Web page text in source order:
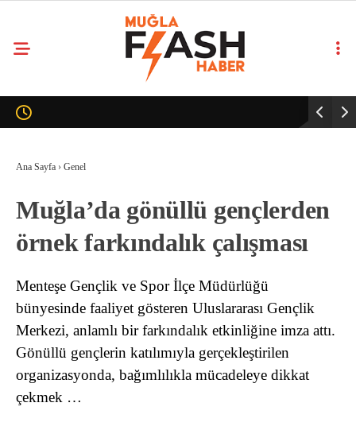
Ana Sayfa › Genel
Muğla’da gönüllü gençlerden
örnek farkındalık çalışması
Menteşe Gençlik ve Spor İlçe Müdürlüğü
bünyesinde faaliyet gösteren Uluslararası Gençlik
Merkezi, anlamlı bir farkındalık etkinliğine imza attı.
Gönüllü gençlerin katılımıyla gerçekleştirilen
organizasyonda, bağımlılıkla mücadeleye dikkat
çekmek …